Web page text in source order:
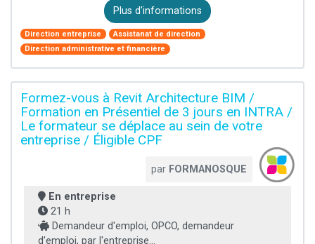
Plus d'informations
Direction entreprise
Assistanat de direction
Direction administrative et financière
Formez-vous à Revit Architecture BIM /
Formation en Présentiel de 3 jours en INTRA /
Le formateur se déplace au sein de votre
entreprise / Éligible CPF
par FORMANOSQUE
En entreprise
21 h
Demandeur d'emploi, OPCO, demandeur
d’emploi, par l'entreprise...